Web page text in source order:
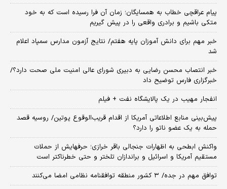
پیام عراقچی خطاب به همسایگان؛ زمان آن فرا رسیده است که به خود
متکی باشیم و برادری واقعی را در پیش گیریم
خبر مهم برای دانش آموزان پایه هفتم/ نتایج آزمون مدارس سمپاد اعلام
شد
خبر انتصاب محسن رضایی به دبیری شورای عالی امنیت ملی صحت دارد؟/
خبرگزاری فارس توضیح داد
انفجار مهیب در یک پالایشگاه نفت + فیلم
پیش‌بینی منابع اطلاعاتی آمریکا از اقدام قریب‌الوقوع پوتین/ روسیه قصد
حمله به یک عضو ناتو را دارد؟
واکنش ابطحی به اظهارات جنجالی باقر خرازی؛ حرفهایش از حملات
مستقیم آمریکا و اسرائیل و براندازان تلختر و حتی خطرناکتر است
توافق مهم در جده/ ۳ کشور منطقه توافقنامه نظامی امضا می‌کنند